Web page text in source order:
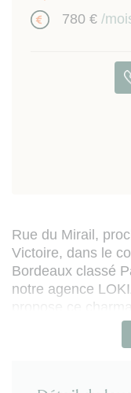
780 € /
Rue du Mirail,
Victoire, dans le
Bordeaux classé
notre agence
propose ce
meublé T1bis de
rez-de-chaussée